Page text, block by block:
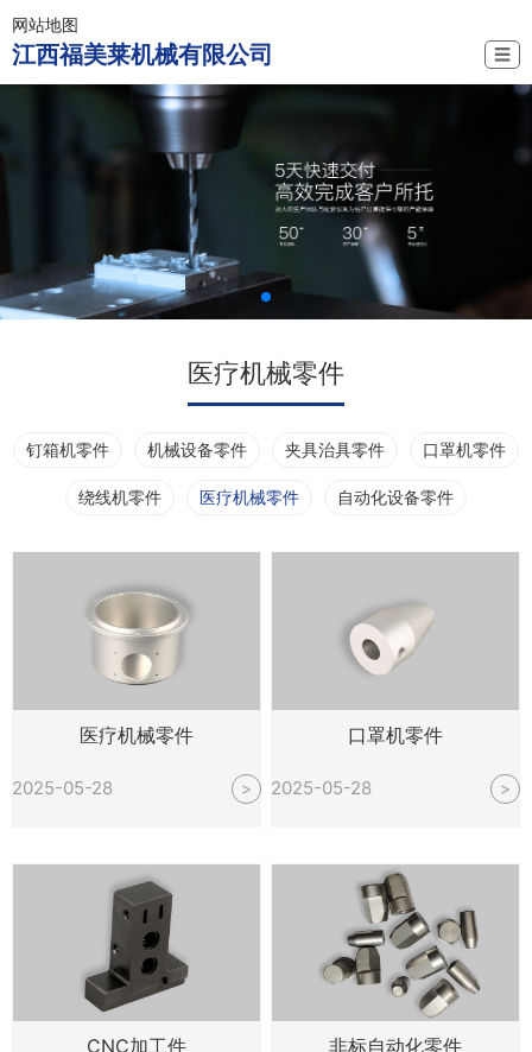
网站地图
江西福美莱机械有限公司 ☰
医疗机械零件
钉箱机零件 机械设备零件 夹具治具零件 口罩机零件
绕线机零件 医疗机械零件 自动化设备零件
医疗机械零件
2025-05-28 >
口罩机零件
2025-05-28 >
CNC加工件 非标自动化零件